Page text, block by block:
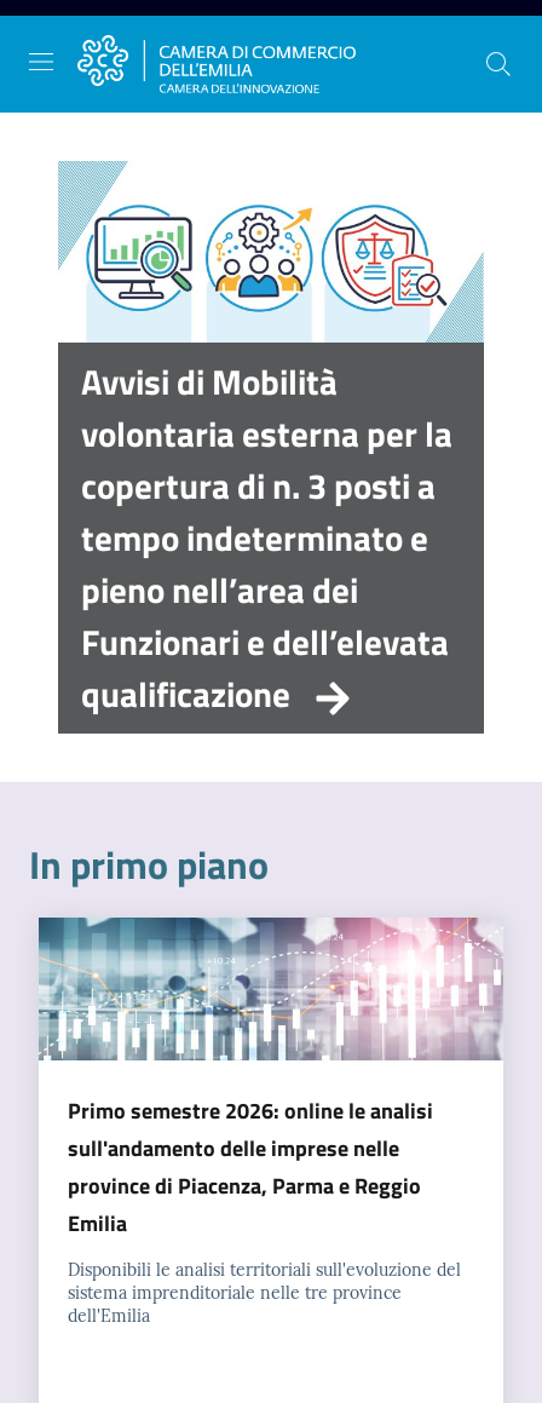
Vai al contenuto
Vai alla navigazione
Vai al footer
Camera
dell'Emilia
Gestire
l'impresa
Promuovere
l'impresa
territorio
Tutelare
Consumatore
L'impresa
in
digitale
Prenotazioni
on line
on line
Avvisi di Mobilità
volontaria esterna per la
copertura di n. 3 posti a
tempo indeterminato e
pieno nell’area dei
Funzionari e dell’elevata
qualificazione
In primo piano
Primo semestre 2026: online le analisi
sull'andamento delle imprese nelle
province di Piacenza, Parma e Reggio
Emilia
Disponibili le analisi territoriali sull'evoluzione del
sistema imprenditoriale nelle tre province
dell'Emilia